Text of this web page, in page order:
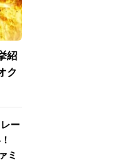
紹
ク
ー
ミ